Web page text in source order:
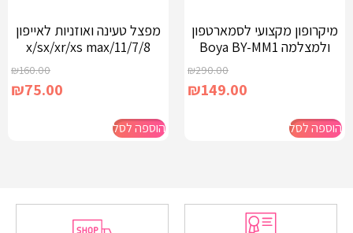
מיקרופון מקצועי לסמארטפון
ולמצלמה Boya BY-MM1
₪290.00
₪149.00
הוספה לסל
מפצל טעינה ואוזניות לאייפון
7/8/x/sx/xr/xs max/11
₪160.00
₪75.00
הוספה לסל